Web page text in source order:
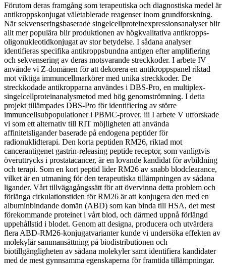
Förutom deras framgång som terapeutiska och diagnostiska medel är
antikroppskonjugat väletablerade reagenser inom grundforskning.
När sekvenseringsbaserade singelcellproteinexpressionsanalyser blir
allt mer populära blir produktionen av högkvalitativa antikropps-
oligonukleotidkonjugat av stor betydelse. I sådana analyser
identifieras specifika antikroppsbundna antigen efter amplifiering
och sekvensering av deras motsvarande streckkoder. I arbete IV
använde vi Z-domänen för att dekorera en antikroppspanel riktad
mot viktiga immuncellmarkörer med unika streckkoder. De
streckkodade antikropparna användes i DBS-Pro, en multiplex-
singelcellproteinanalysmetod med hög genomströmning. I detta
projekt tillämpades DBS-Pro för identifiering av större
immuncellsubpopulationer i PBMC-prover. iii I arbete V utforskade
vi som ett alternativ till RIT möjligheten att använda
affinitetsligander baserade på endogena peptider för
radionuklidterapi. Den korta peptiden RM26, riktad mot
cancerantigenet gastrin-releasing peptide receptor, som vanligtvis
överuttrycks i prostatacancer, är en lovande kandidat för avbildning
och terapi. Som en kort peptid lider RM26 av snabb blodclearance,
vilket är en utmaning för den terapeutiska tillämpningen av sådana
ligander. Vårt tillvägagångssätt för att övervinna detta problem och
förlänga cirkulationstiden för RM26 är att konjugera den med en
albuminbindande domän (ABD) som kan binda till HSA, det mest
förekommande proteinet i vårt blod, och därmed uppnå förlängd
uppehållstid i blodet. Genom att designa, producera och utvärdera
flera ABD-RM26-konjugatvarianter kunde vi undersöka effekten av
molekylär sammansättning på biodistributionen och
biotillgängligheten av sådana molekyler samt identifiera kandidater
med de mest gynnsamma egenskaperna för framtida tillämpningar.